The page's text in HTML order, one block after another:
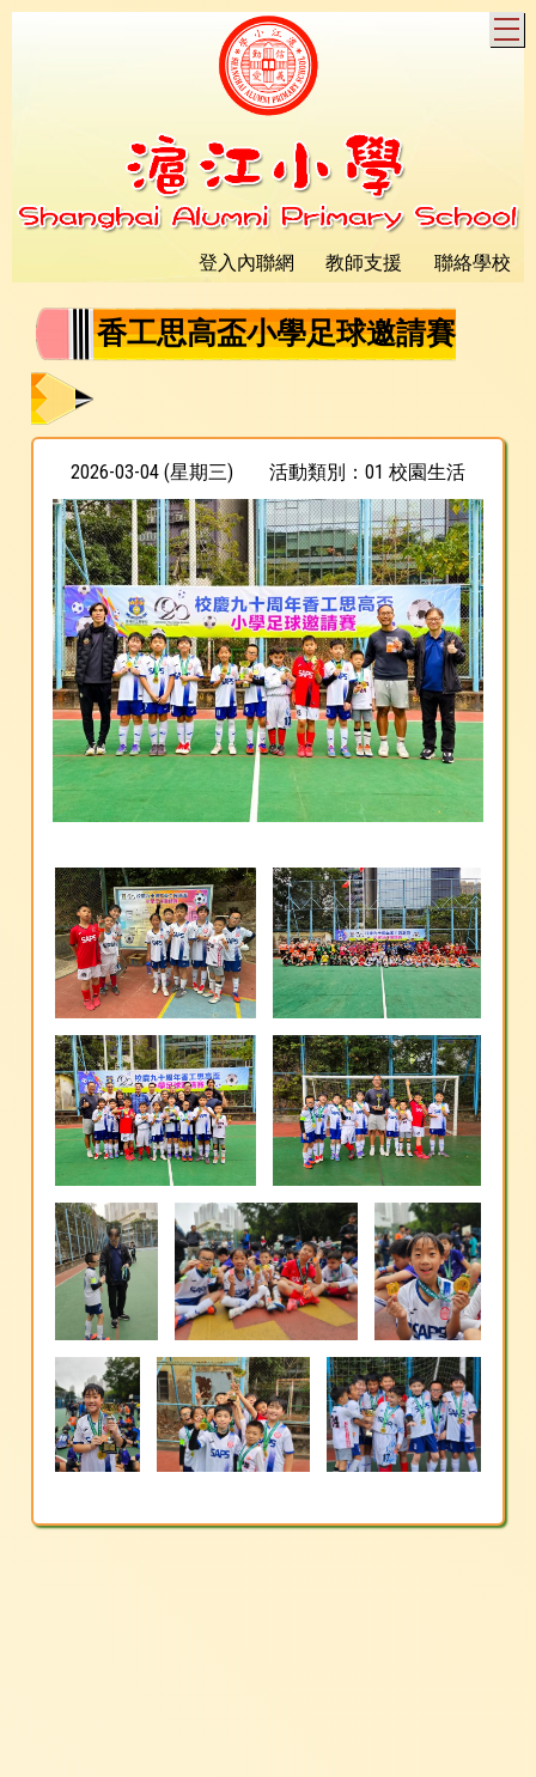
登入內聯網 教師支援 聯絡學校
香工思高盃小學足球邀請賽
2026-03-04 (星期三) 活動類別：01 校園生活